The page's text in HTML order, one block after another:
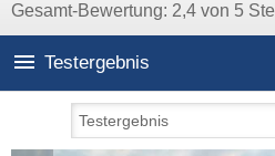
Gesamt-Bewertung: 2,4 von 5
Testergebnis